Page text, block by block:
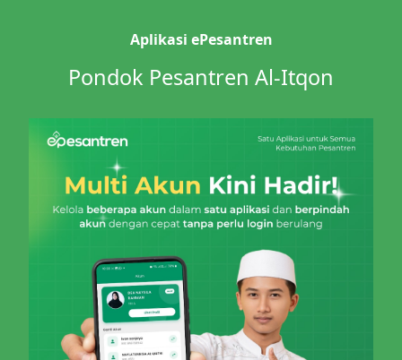
Aplikasi ePesantren
Pondok Pesantren Al-Itqon